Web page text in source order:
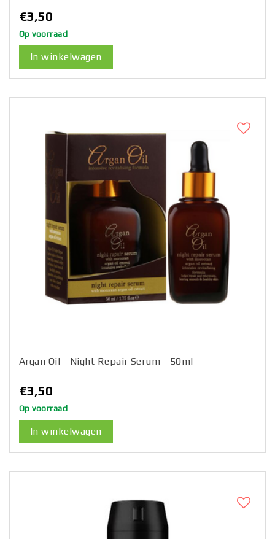
€3,50
Op voorraad
In winkelwagen
Argan Oil - Night Repair Serum - 50ml
€3,50
Op voorraad
In winkelwagen